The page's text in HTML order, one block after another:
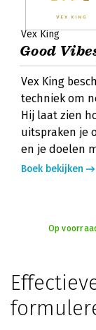
Vex King
Good
Vex King
techniek om
Hij laat zien
uitspraken je
en je doelen
Boek bekijken
Op